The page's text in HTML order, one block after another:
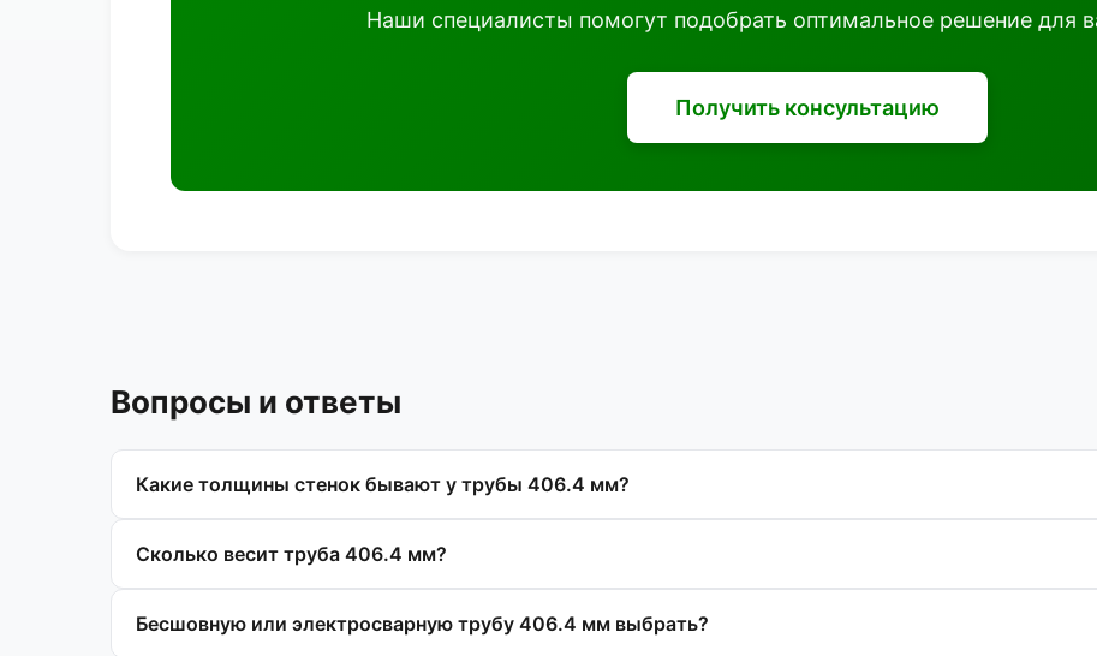
Наши специалисты помогут подобрать оптимальное решение для
Получить консультацию
Вопросы и ответы
Какие толщины стенок бывают у трубы 406.4 мм?
Сколько весит труба 406.4 мм?
Бесшовную или электросварную трубу 406.4 мм выбрать?